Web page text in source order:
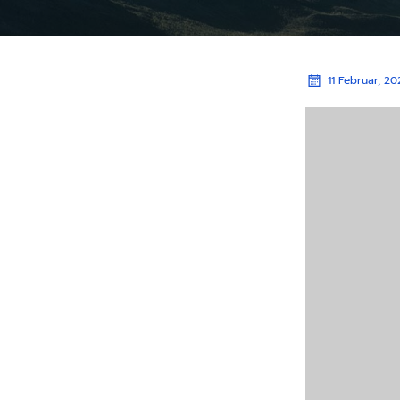
11 Februar,